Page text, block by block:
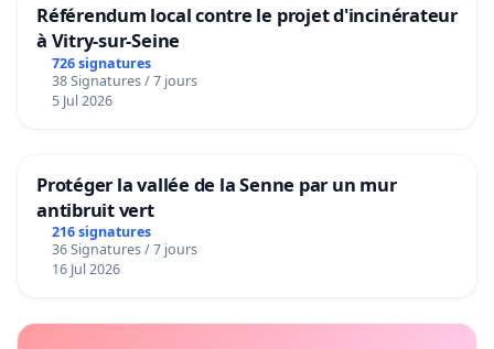
Référendum local contre le projet d'incinérateur
à Vitry-sur-Seine
726 signatures
38 Signatures / 7 jours
5 Jul 2026
Protéger la vallée de la Senne par un mur
antibruit vert
216 signatures
36 Signatures / 7 jours
16 Jul 2026